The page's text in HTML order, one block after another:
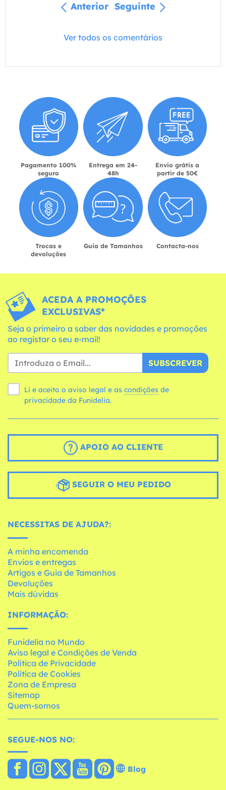
Anterior Seguinte
Ver todos os comentários
Pagamento 100%
seguro
Entrega em 24-
48h
Envio grátis a
partir de 50€
Trocas e
devoluções
Guia de Tamanhos Contacta-nos
ACEDA A PROMOÇÕES
EXCLUSIVAS*
Seja o primeiro a saber das novidades e promoções
ao registar o seu e-mail!
SUBSCREVER
Li e aceito o aviso legal e as condições
privacidade da Funidelia.
APOIO AO CLIENTE
SEGUIR O MEU PEDIDO
NECESSITAS DE AJUDA?:
A minha encomenda
Envios e entregas
Artigos e Guia de Tamanhos
Devoluções
Mais dúvidas
INFORMAÇÃO:
Funidelia no Mundo
Aviso legal e Condições de Venda
Política de Privacidade
Política de Cookies
Zona de Empresa
Sitemap
Quem-somos
SEGUE-NOS NO:
Blog